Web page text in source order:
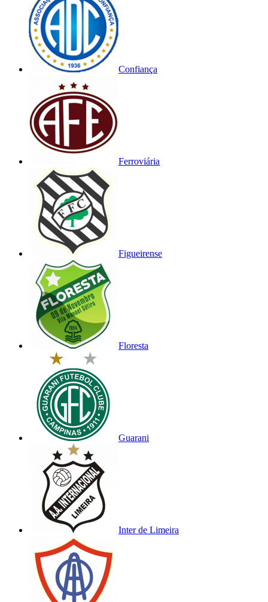
Confiança
Ferroviária
Figueirense
Floresta
Guarani
Inter de Limeira